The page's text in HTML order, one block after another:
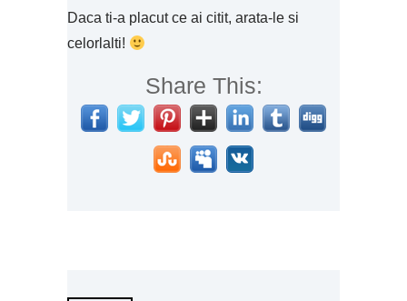
Daca ti-a placut ce ai citit, arata-le si
celorlalti!
Share This: